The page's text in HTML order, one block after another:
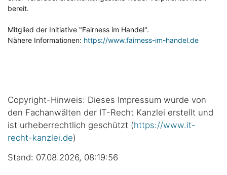
bereit.
Mitglied der Initiative "Fairness im Handel".
Nähere Informationen: https://www.fairness-im-handel.de
Copyright-Hinweis: Dieses Impressum wurde von
den Fachanwälten der IT-Recht Kanzlei erstellt und
ist urheberrechtlich geschützt (https://www.it-
recht-kanzlei.de)
Stand: 07.08.2026, 08:19:56